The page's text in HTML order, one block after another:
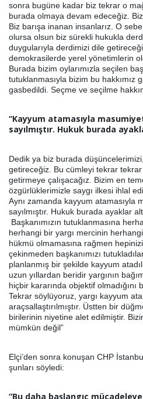
sonra bugüne kadar biz tekrar o
burada olmaya devam edeceğiz.
Biz barışa inanan insanlarız. O
olursa olsun biz sürekli hukukla
duygularıyla derdimizi dile
demokrasilerde yerel yönetimlerin
Burada bizim oylarımızla seçilen
tutuklanmasıyla bizim bu hakkımız
gasbedildi. Seçme ve seçilme
“Kayyum atamasıyla
sayılmıştır. Hukuk burada
Dedik ya biz burada
getireceğiz. Bu cümleyi tekrar
getirmeye çalışacağız. Bizim en
özgürlüklerimizle saygı ilkesi ihlal
Aynı zamanda kayyum atamasıyla
sayılmıştır. Hukuk burada ayaklar
Başkanımızın tutuklanmasına
herhangi bir yargı mercinin
hükmü olmamasına rağmen
çekinmeden başkanımızı
planlanmış bir şekilde kayyum
uzun yıllardan beridir yargının
hiçbir kararında objektif olmadığını
Tekrar söylüyoruz, yargı kayyum
araçsallaştırılmıştır. Üstten bir
birilerinin niyetine alet edilmiştir.
mümkün değil”
Elçi’den sonra konuşan CHP
şunları söyledi:
“Bu daha başlangıç